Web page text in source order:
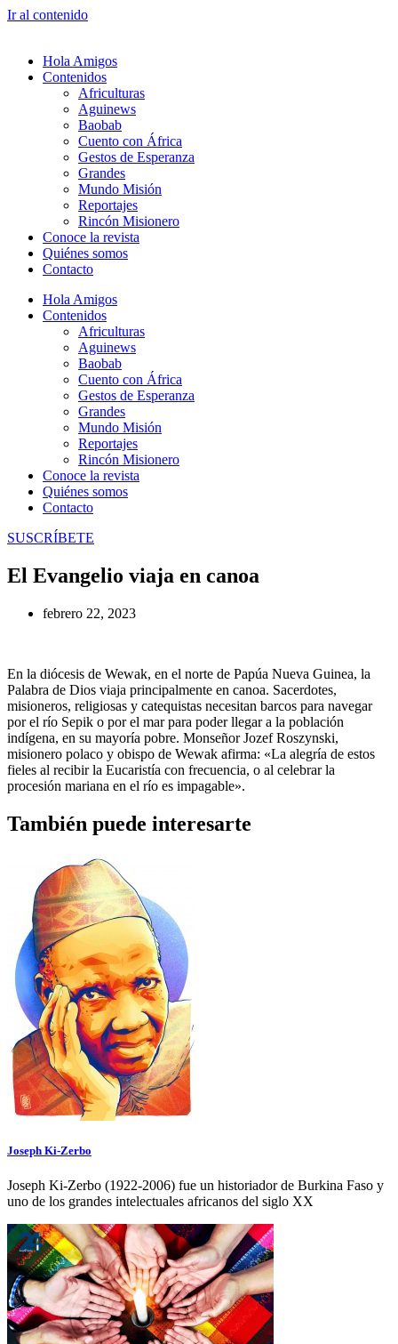
Ir al contenido
Hola Amigos
Contenidos
Africulturas
Aguinews
Baobab
Cuento con África
Gestos de Esperanza
Grandes
Mundo Misión
Reportajes
Rincón Misionero
Conoce la revista
Quiénes somos
Contacto
Hola Amigos
Contenidos
Africulturas
Aguinews
Baobab
Cuento con África
Gestos de Esperanza
Grandes
Mundo Misión
Reportajes
Rincón Misionero
Conoce la revista
Quiénes somos
Contacto
SUSCRÍBETE
El Evangelio viaja en canoa
febrero 22, 2023
En la diócesis de Wewak, en el norte de Papúa Nueva Guinea, la
Palabra de Dios viaja principalmente en canoa. Sacerdotes,
misioneros, religiosas y catequistas necesitan barcos para navegar
por el río Sepik o por el mar para poder llegar a la población
indígena, en su mayoría pobre. Monseñor Jozef Roszynski,
misionero polaco y obispo de Wewak afirma: «La alegría de estos
fieles al recibir la Eucaristía con frecuencia, o al celebrar la
procesión mariana en el río es impagable».
También puede interesarte
Joseph Ki-Zerbo
Joseph Ki-Zerbo (1922-2006) fue un historiador de Burkina Faso y
uno de los grandes intelectuales africanos del siglo XX